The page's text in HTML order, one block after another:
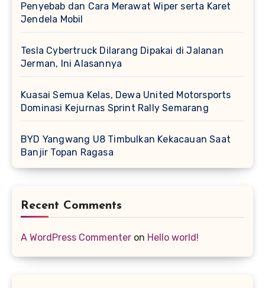
Penyebab dan Cara Merawat Wiper serta Karet
Jendela Mobil
Tesla Cybertruck Dilarang Dipakai di Jalanan
Jerman, Ini Alasannya
Kuasai Semua Kelas, Dewa United Motorsports
Dominasi Kejurnas Sprint Rally Semarang
BYD Yangwang U8 Timbulkan Kekacauan Saat
Banjir Topan Ragasa
Recent Comments
A WordPress Commenter on Hello world!